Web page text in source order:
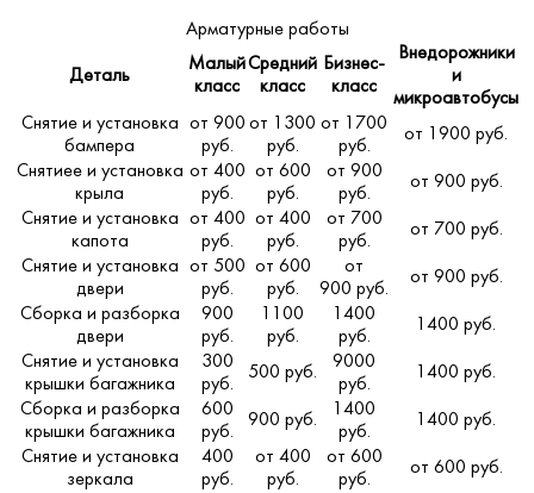
Арматурные работы
Деталь
Малый
класс
Средний
класс
Бизнес-
класс
Внедорожники
и
микроавтобусы
Снятие и установка
бампера
от 900
руб.
от 1300
руб.
от 1700
руб.
от 1900 руб.
Снятиее и установка
крыла
от 400
руб.
от 600
руб.
от 900
руб.
от 900 руб.
Снятие и установка
капота
от 400
руб.
от 400
руб.
от 700
руб.
от 700 руб.
Снятие и установка
двери
от 500
руб.
от 600
руб.
от
900 руб.
от 900 руб.
Сборка и разборка
двери
900
руб.
1100
руб.
1400
руб.
1400 руб.
Снятие и установка
крышки багажника
300
руб.
500 руб.
9000
руб.
1400 руб.
Сборка и разборка
крышки багажника
600
руб.
900 руб.
1400
руб.
1400 руб.
Снятие и установка
зеркала
400
руб.
от 400
руб.
от 600
руб.
от 600 руб.